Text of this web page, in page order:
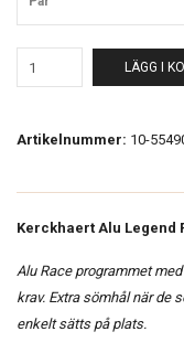
LÄGG I
Artikelnummer: 10-
Kerckhaert Alu Legend
Alu Race programmet
krav. Extra sömhål när de
enkelt sätts på plats.